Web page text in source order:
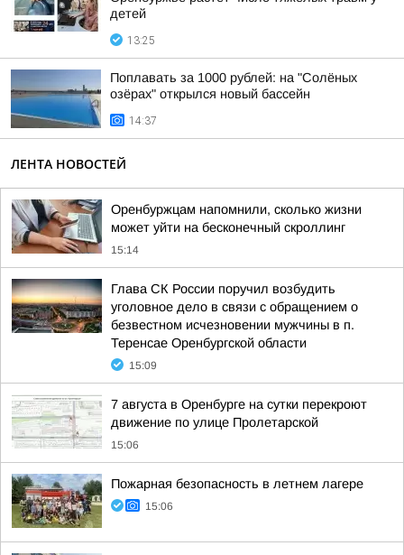
детей
13:25
Поплавать за 1000 рублей: на "Солёных
озёрах" открылся новый бассейн
14:37
ЛЕНТА НОВОСТЕЙ
Оренбуржцам напомнили, сколько жизни
может уйти на бесконечный скроллинг
15:14
Глава СК России поручил возбудить
уголовное дело в связи с обращением о
безвестном исчезновении мужчины в п.
Теренсае Оренбургской области
15:09
7 августа в Оренбурге на сутки перекроют
движение по улице Пролетарской
15:06
Пожарная безопасность в летнем лагере
15:06